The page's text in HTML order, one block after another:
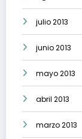
julio 2013
junio 2013
mayo 2013
abril 2013
marzo 2013